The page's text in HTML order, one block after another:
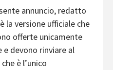
annuncio, redatto
la versione ufficiale che
offerte unicamente
devono rinviare al
è l’unico